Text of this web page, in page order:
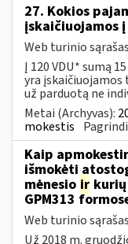
27. Kokios
įskaičiuojamos į
Web turinio sąrašas
Į 120 VDU* sumą 15
yra
už parduotą ne
Metai (Archyvas):
mokestis
Kaip
išmokėti
mėnesio ir
GPM313
Web turinio sąrašas
Už 2018 m.